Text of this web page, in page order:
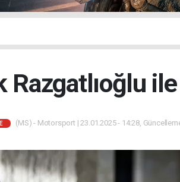
Razgatlıoğlu
(MS) - Motorsport | 23.01.2025 - 14:28,